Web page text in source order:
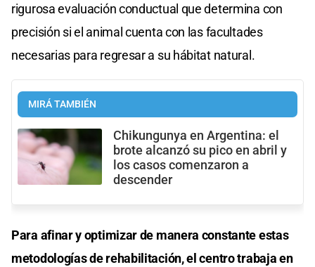
rigurosa evaluación conductual que determina con
precisión si el animal cuenta con las facultades
necesarias para regresar a su hábitat natural.
MIRÁ TAMBIÉN
Chikungunya en Argentina: el
brote alcanzó su pico en abril y
los casos comenzaron a
descender
Para afinar y optimizar de manera constante estas
metodologías de rehabilitación, el centro trabaja en